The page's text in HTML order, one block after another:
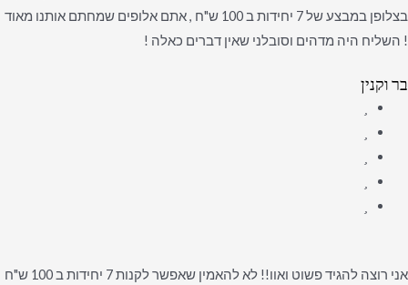
בצלופן במבצע של 7 יחידות ב 100 ש"ח , אתם אלופים שמחתם אותנו מאוד
! השליח היה מדהים וסובלני שאין דברים כאלה !
בר וקנין
אני רוצה להגיד פשוט ואוו!! לא להאמין שאפשר לקנות 7 יחידות ב 100 ש"ח